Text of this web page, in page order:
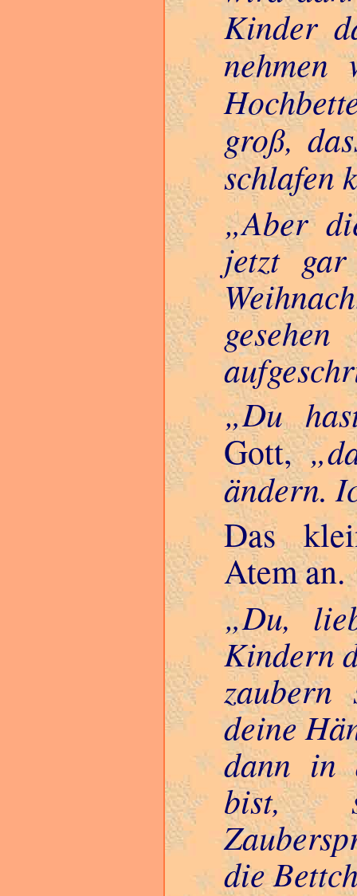
Kinder
groß,
schlafen
Aber
jetzt
Du
Gott,
ändern.
Das
Atem an.
Du,
Kindern
deine
dann in
bist,
die